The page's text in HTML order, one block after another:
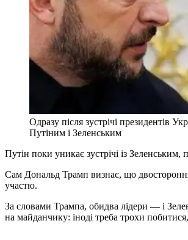
Одразу після зустрічі президентів
Путіним і Зеленським
Путін поки уникає зустрічі із
Сам Дональд Трамп визнає, що
участю.
За словами Трампа, обидва лідери — і
на майданчику: іноді треба трохи